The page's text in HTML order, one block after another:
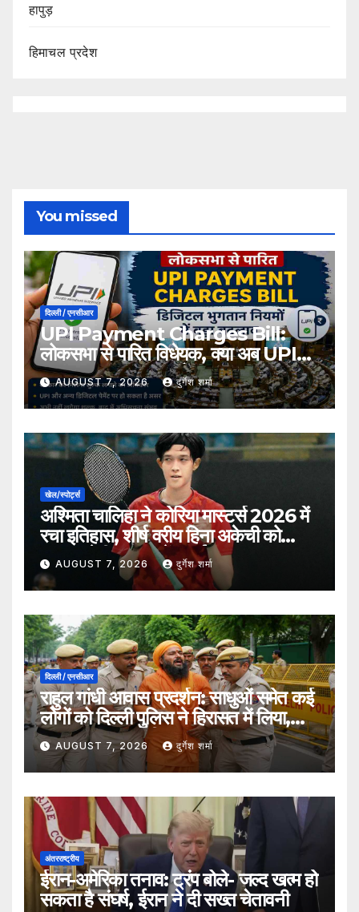
हापुड़
हिमाचल प्रदेश
You missed
दिल्ली / एनसीआर
UPI Payment Charges Bill:
लोकसभा से पारित विधेयक, क्या अब UPI
भुगतान पर लग सकता है शुल्क?
AUGUST 7, 2026 दुर्गेश शर्मा
खेल/स्पोर्ट्स
अश्मिता चालिहा ने कोरिया मास्टर्स 2026 में
रचा इतिहास, शीर्ष वरीय हिना अकेची को
हराकर सेमीफाइनल में बनाई जगह
AUGUST 7, 2026 दुर्गेश शर्मा
दिल्ली / एनसीआर
राहुल गांधी आवास प्रदर्शन: साधुओं समेत कई
लोगों को दिल्ली पुलिस ने हिरासत में लिया,
सुरक्षा व्यवस्था कड़ी
AUGUST 7, 2026 दुर्गेश शर्मा
अंतरराष्ट्रीय
ईरान-अमेरिका तनाव: ट्रंप बोले- जल्द खत्म हो
सकता है संघर्ष, ईरान ने दी सख्त चेतावनी